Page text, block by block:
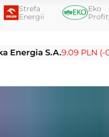
Strefa
Energii
Eko
S.A.9.09 PLN (-0.14%)